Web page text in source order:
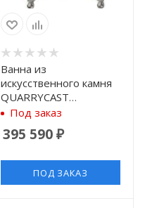
Ванна из
искусственного камня
QUARRYCAST
Victoria+Albert
Shropshire SHR-N-SW-
OF+FT-SHR-BN
Под заказ
395 590₽
ПОД ЗАКАЗ